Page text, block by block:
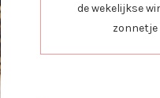
de wekelijkse
zonnetje